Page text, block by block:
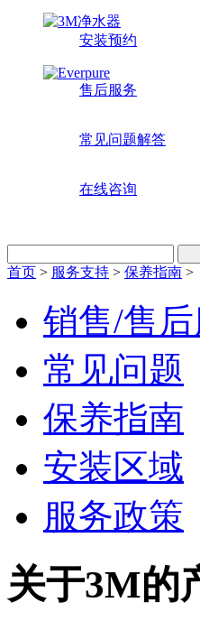
安装预约
售后服务
常见问题解答
在线咨询
首页 > 服务支持 > 保养指南 >
销售/售
常见问题
保养指南
安装区域
服务政策
关于3M的